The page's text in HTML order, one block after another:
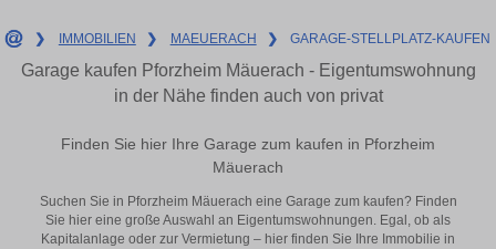
❯ IMMOBILIEN ❯ MAEUERACH ❯ GARAGE-STELLPLATZ-KAUFEN
Garage kaufen Pforzheim Mäuerach - Eigentumswohnung
in der Nähe finden auch von privat
Finden Sie hier Ihre Garage zum kaufen in Pforzheim
Mäuerach
Suchen Sie in Pforzheim Mäuerach eine Garage zum kaufen? Finden
Sie hier eine große Auswahl an Eigentumswohnungen. Egal, ob als
Kapitalanlage oder zur Vermietung – hier finden Sie Ihre Immobilie in